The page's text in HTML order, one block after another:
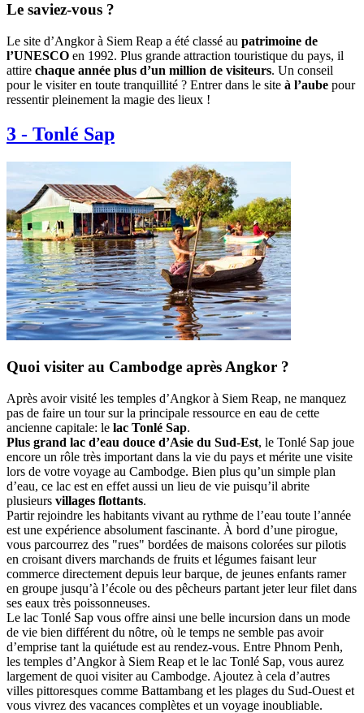
Le saviez-vous ?
Le site d’Angkor à Siem Reap a été classé au patrimoine de
l’UNESCO en 1992. Plus grande attraction touristique du pays, il
attire chaque année plus d’un million de visiteurs. Un conseil
pour le visiter en toute tranquillité ? Entrer dans le site à l’aube pour
ressentir pleinement la magie des lieux !
3 - Tonlé Sap
Quoi visiter au Cambodge après Angkor ?
Après avoir visité les temples d’Angkor à Siem Reap, ne manquez
pas de faire un tour sur la principale ressource en eau de cette
ancienne capitale: le lac Tonlé Sap.
Plus grand lac d’eau douce d’Asie du Sud-Est, le Tonlé Sap joue
encore un rôle très important dans la vie du pays et mérite une visite
lors de votre voyage au Cambodge. Bien plus qu’un simple plan
d’eau, ce lac est en effet aussi un lieu de vie puisqu’il abrite
plusieurs villages flottants.
Partir rejoindre les habitants vivant au rythme de l’eau toute l’année
est une expérience absolument fascinante. À bord d’une pirogue,
vous parcourrez des "rues" bordées de maisons colorées sur pilotis
en croisant divers marchands de fruits et légumes faisant leur
commerce directement depuis leur barque, de jeunes enfants ramer
en groupe jusqu’à l’école ou des pêcheurs partant jeter leur filet dans
ses eaux très poissonneuses.
Le lac Tonlé Sap vous offre ainsi une belle incursion dans un mode
de vie bien différent du nôtre, où le temps ne semble pas avoir
d’emprise tant la quiétude est au rendez-vous. Entre Phnom Penh,
les temples d’Angkor à Siem Reap et le lac Tonlé Sap, vous aurez
largement de quoi visiter au Cambodge. Ajoutez à cela d’autres
villes pittoresques comme Battambang et les plages du Sud-Ouest et
vous vivrez des vacances complètes et un voyage inoubliable.